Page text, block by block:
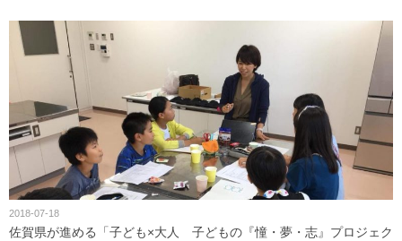
2018-07-18
佐賀県が進める「子ども×大人 子どもの『憧・夢・志』プロジェク